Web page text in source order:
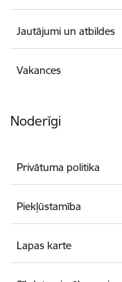
Jautājumi un atbildes
Vakances
Noderīgi
Privātuma politika
Piekļūstamība
Lapas karte